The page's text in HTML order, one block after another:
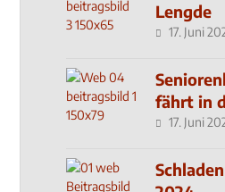
Lengde
17. Juni
fährt in
17. Juni